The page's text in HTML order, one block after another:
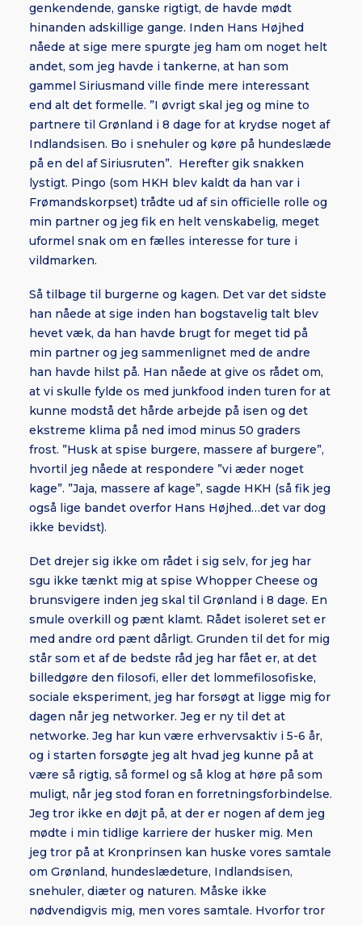
genkendende, ganske rigtigt, de havde mødt
hinanden adskillige gange. Inden Hans Højhed
nåede at sige mere spurgte jeg ham om noget helt
andet, som jeg havde i tankerne, at han som
gammel Siriusmand ville finde mere interessant
end alt det formelle. ”I øvrigt skal jeg og mine to
partnere til Grønland i 8 dage for at krydse noget af
Indlandsisen. Bo i snehuler og køre på hundeslæde
på en del af Siriusruten”. Herefter gik snakken
lystigt. Pingo (som HKH blev kaldt da han var i
Frømandskorpset) trådte ud af sin officielle rolle og
min partner og jeg fik en helt venskabelig, meget
uformel snak om en fælles interesse for ture i
vildmarken.
Så tilbage til burgerne og kagen. Det var det sidste
han nåede at sige inden han bogstavelig talt blev
hevet væk, da han havde brugt for meget tid på
min partner og jeg sammenlignet med de andre
han havde hilst på. Han nåede at give os rådet om,
at vi skulle fylde os med junkfood inden turen for at
kunne modstå det hårde arbejde på isen og det
ekstreme klima på ned imod minus 50 graders
frost. ”Husk at spise burgere, massere af burgere”,
hvortil jeg nåede at respondere ”vi æder noget
kage”. ”Jaja, massere af kage”, sagde HKH (så fik jeg
også lige bandet overfor Hans Højhed…det var dog
ikke bevidst).
Det drejer sig ikke om rådet i sig selv, for jeg har
sgu ikke tænkt mig at spise Whopper Cheese og
brunsvigere inden jeg skal til Grønland i 8 dage. En
smule overkill og pænt klamt. Rådet isoleret set er
med andre ord pænt dårligt. Grunden til det for mig
står som et af de bedste råd jeg har fået er, at det
billedgøre den filosofi, eller det lommefilosofiske,
sociale eksperiment, jeg har forsøgt at ligge mig for
dagen når jeg networker. Jeg er ny til det at
networke. Jeg har kun være erhvervsaktiv i 5-6 år,
og i starten forsøgte jeg alt hvad jeg kunne på at
være så rigtig, så formel og så klog at høre på som
muligt, når jeg stod foran en forretningsforbindelse.
Jeg tror ikke en døjt på, at der er nogen af dem jeg
mødte i min tidlige karriere der husker mig. Men
jeg tror på at Kronprinsen kan huske vores samtale
om Grønland, hundeslædeture, Indlandsisen,
snehuler, diæter og naturen. Måske ikke
nødvendigvis mig, men vores samtale. Hvorfor tror